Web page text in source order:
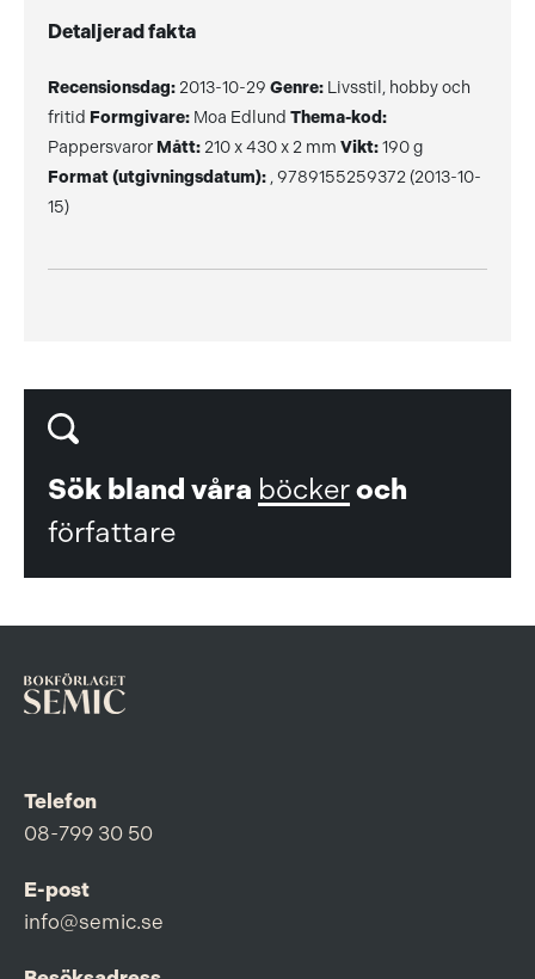
Detaljerad fakta
Recensionsdag: 2013-10-29 Genre: Livsstil, hobby och
fritid Formgivare: Moa Edlund Thema-kod:
Pappersvaror Mått: 210 x 430 x 2 mm Vikt:190 g
Format (utgivningsdatum): , 9789155259372 (2013-10-
15)
Sök bland våra böckeroch
författare
Telefon
08-799 30 50
E-post
info@semic.se